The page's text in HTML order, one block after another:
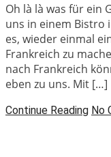
Oh là là was für ein
uns in einem Bistro
es, wieder einmal
Frankreich zu
nach Frankreich
eben zu uns. Mit […]
Continue Reading No